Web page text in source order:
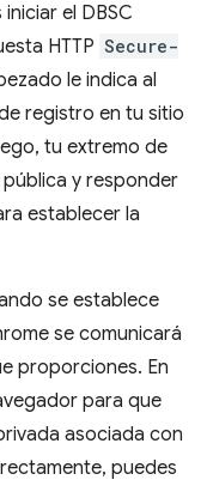
el DBSC
HTTP Secure-
le indica al
registro en tu sitio
tu extremo de
y responder
establecer la
se establece
se comunicará
proporciones. En
para que
asociada con
puedes